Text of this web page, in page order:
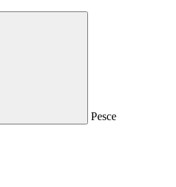
Pesce